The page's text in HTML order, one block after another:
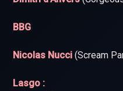
BBG
Nicolas Nucci (Scream
Lasgo :